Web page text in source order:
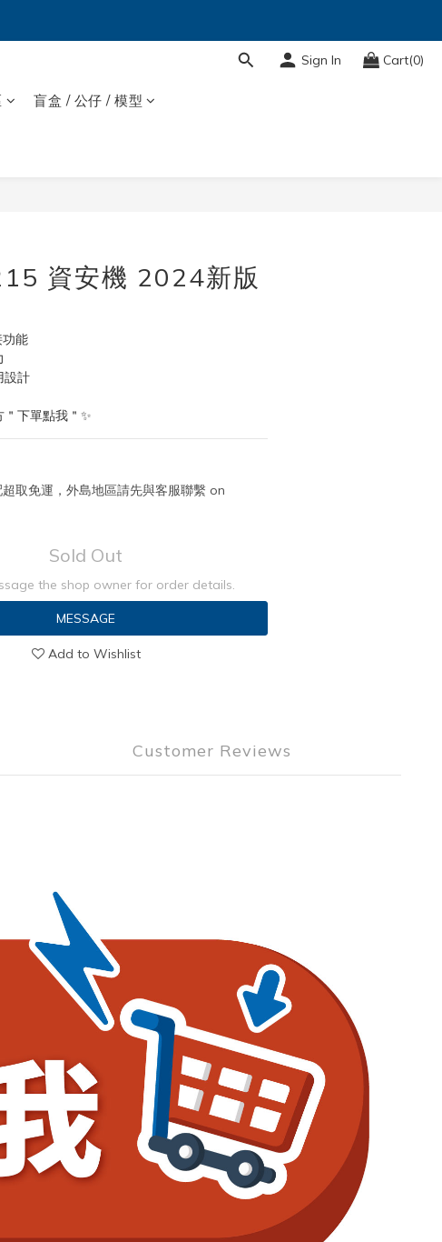
Sign In Cart(0)
盲盒 / 公仔 / 模型
資安機 2024新版
能
設計
下單點我＂✨
取免運，外島地區請先與客服聯繫 on
Sold Out
the shop owner for order details.
MESSAGE
Add to Wishlist
Customer Reviews